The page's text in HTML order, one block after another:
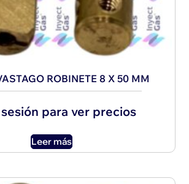
ROBINETE 8 X 50 MM
para ver precios
Leer más